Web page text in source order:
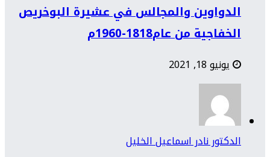
الدواوين والمجالس في عشيرة البوخريص
الخفاجية من عام1818-1960م
يونيو 18, 2021
الدكتور نادر اسماعيل الخليل